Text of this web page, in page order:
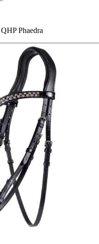
Phaedra